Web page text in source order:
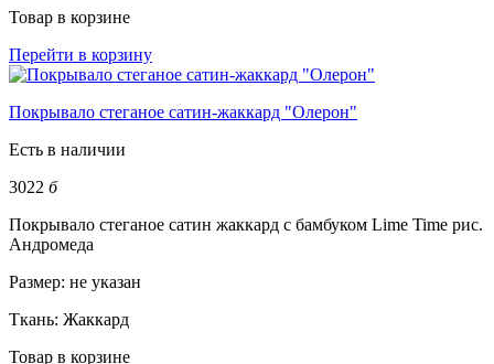
Товар в корзине
Перейти в корзину
Покрывало стеганое сатин-жаккард "Олерон"
Есть в наличии
3022 б
Покрывало стеганое сатин жаккард с бамбуком Lime Time рис.
Андромеда
Размер: не указан
Ткань: Жаккард
Товар в корзине